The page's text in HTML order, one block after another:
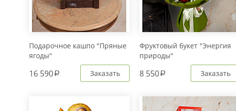
Подарочное кашпо "Пряные
ягоды"
16 590a Заказать
Фруктовый букет "Энергия
природы"
8 550a Заказать